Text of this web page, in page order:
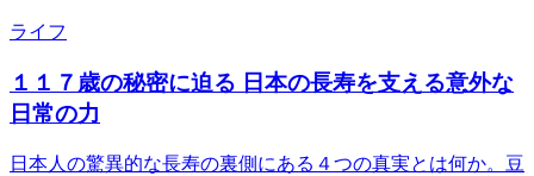
ライフ
１１７歳の秘密に迫る 日本の長寿を支える意外な
日常の力
日本人の驚異的な長寿の裏側にある４つの真実とは何か。豆